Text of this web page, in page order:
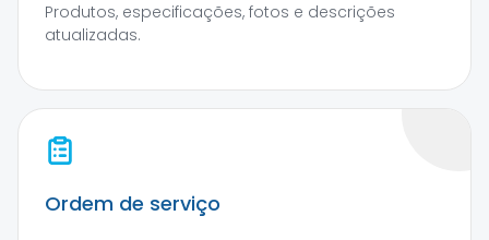
Produtos, especificações, fotos e descrições
atualizadas.
Ordem de serviço